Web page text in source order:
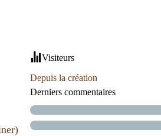
Visiteurs
Depuis la création
Derniers commentaires